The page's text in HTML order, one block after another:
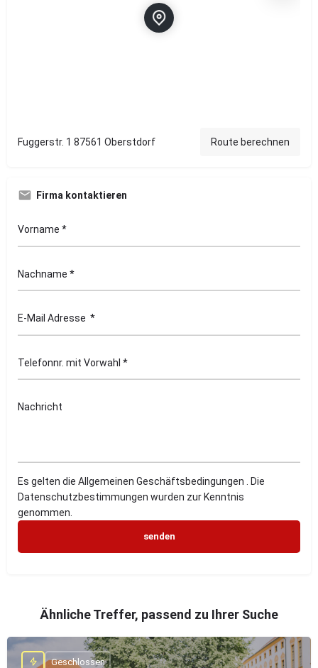
Fuggerstr. 1 87561 Oberstdorf Route berechnen
Firma kontaktieren
Es gelten die Allgemeinen Geschäftsbedingungen . Die
Datenschutzbestimmungen wurden zur Kenntnis
genommen.
Ähnliche Treffer, passend zu Ihrer Suche
Geschlossen